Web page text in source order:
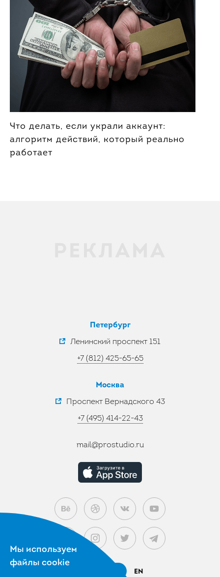
Мы используем
файлы cookie
Что делать, если украли аккаунт:
алгоритм действий, который реально
работает
Петербург
Ленинский проспект 151
+7 (812) 425-65-65
Москва
Проспект Вернадского 43
+7 (495) 414-22-43
mail@prostudio.ru
EN